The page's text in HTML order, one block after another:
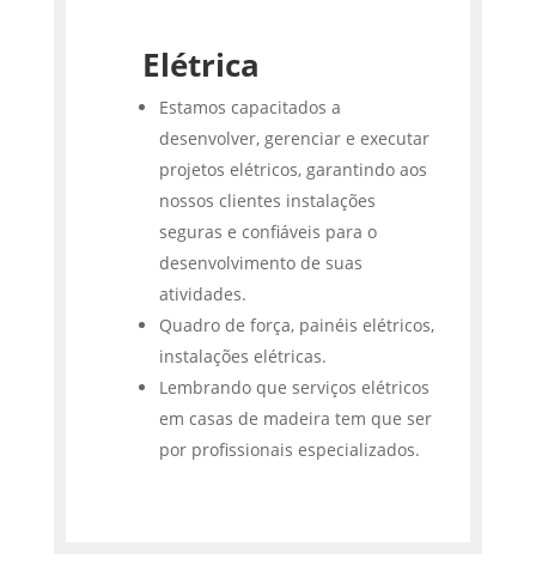
Elétrica
Estamos capacitados a
desenvolver, gerenciar e executar
projetos elétricos, garantindo aos
nossos clientes instalações
seguras e confiáveis para o
desenvolvimento de suas
atividades.
Quadro de força, painéis elétricos,
instalações elétricas.
Lembrando que serviços elétricos
em casas de madeira tem que ser
por profissionais especializados.